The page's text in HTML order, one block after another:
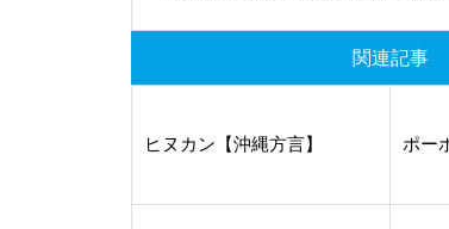
関連記事
ヒヌカン【沖縄方言】 ポー